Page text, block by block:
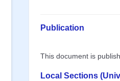
Publication
This document is
Local Sections